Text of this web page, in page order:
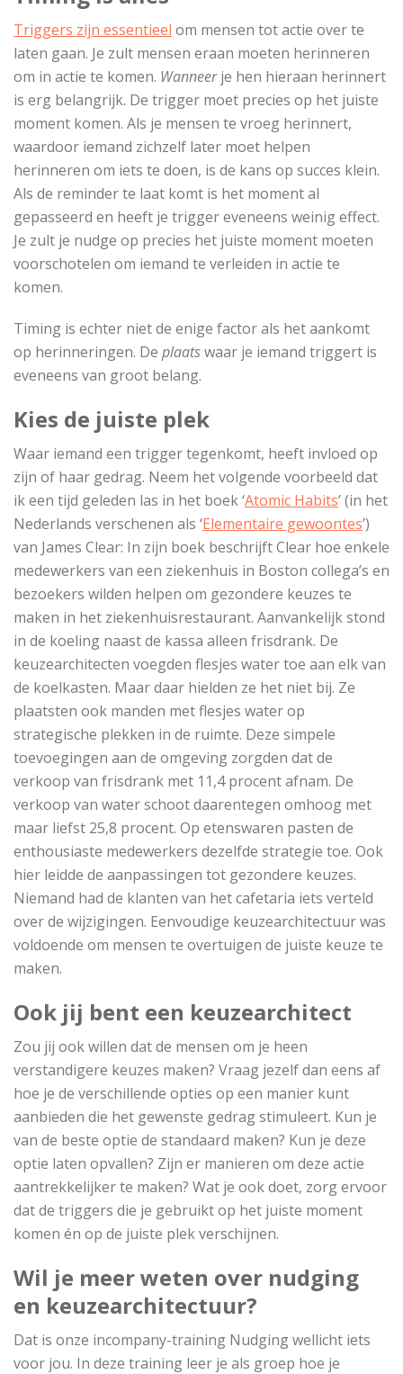
Triggers zijn essentieel om mensen tot actie over te
laten gaan. Je zult mensen eraan moeten herinneren
om in actie te komen. Wanneerje hen hieraan herinnert
is erg belangrijk. De trigger moet precies op het juiste
moment komen. Als je mensen te vroeg herinnert,
waardoor iemand zichzelf later moet helpen
herinneren om iets te doen, is de kans op succes klein.
Als de reminder te laat komt is het moment al
gepasseerd en heeft je trigger eveneens weinig effect.
Je zult je nudge op precies het juiste moment moeten
voorschotelen om iemand te verleiden in actie te
komen.
Timing is echter niet de enige factor als het aankomt
op herinneringen. De plaatswaar je iemand triggert is
eveneens van groot belang.
Kies de juiste plek
Waar iemand een trigger tegenkomt, heeft invloed op
zijn of haar gedrag. Neem het volgende voorbeeld dat
ik een tijd geleden las in het boek ‘Atomic Habits’ (in het
Nederlands verschenen als ‘Elementaire gewoontes’)
van James Clear: In zijn boek beschrijft Clear hoe enkele
medewerkers van een ziekenhuis in Boston collega’s en
bezoekers wilden helpen om gezondere keuzes te
maken in het ziekenhuisrestaurant. Aanvankelijk stond
in de koeling naast de kassa alleen frisdrank. De
keuzearchitecten voegden flesjes water toe aan elk van
de koelkasten. Maar daar hielden ze het niet bij. Ze
plaatsten ook manden met flesjes water op
strategische plekken in de ruimte. Deze simpele
toevoegingen aan de omgeving zorgden dat de
verkoop van frisdrank met 11,4 procent afnam. De
verkoop van water schoot daarentegen omhoog met
maar liefst 25,8 procent. Op etenswaren pasten de
enthousiaste medewerkers dezelfde strategie toe. Ook
hier leidde de aanpassingen tot gezondere keuzes.
Niemand had de klanten van het cafetaria iets verteld
over de wijzigingen. Eenvoudige keuzearchitectuur was
voldoende om mensen te overtuigen de juiste keuze te
maken.
Ook jij bent een keuzearchitect
Zou jij ook willen dat de mensen om je heen
verstandigere keuzes maken? Vraag jezelf dan eens af
hoe je de verschillende opties op een manier kunt
aanbieden die het gewenste gedrag stimuleert. Kun je
van de beste optie de standaard maken? Kun je deze
optie laten opvallen? Zijn er manieren om deze actie
aantrekkelijker te maken? Wat je ook doet, zorg ervoor
dat de triggers die je gebruikt op het juiste moment
komen én op de juiste plek verschijnen.
Wil je meer weten over nudging
en keuzearchitectuur?
Dat is onze incompany-training Nudging wellicht iets
voor jou. In deze training leer je als groep hoe je